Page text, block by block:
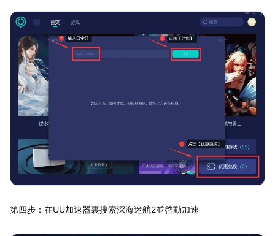
第四步：在UU加速器裏搜索深海迷航2並啓動加速